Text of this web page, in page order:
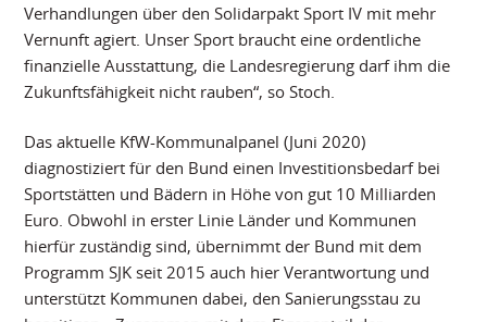
Verhandlungen über den Solidarpakt Sport IV mit mehr
Vernunft agiert. Unser Sport braucht eine ordentliche
finanzielle Ausstattung, die Landesregierung darf ihm die
Zukunftsfähigkeit nicht rauben“, so Stoch.
Das aktuelle KfW-Kommunalpanel (Juni 2020)
diagnostiziert für den Bund einen Investitionsbedarf bei
Sportstätten und Bädern in Höhe von gut 10 Milliarden
Euro. Obwohl in erster Linie Länder und Kommunen
hierfür zuständig sind, übernimmt der Bund mit dem
Programm SJK seit 2015 auch hier Verantwortung und
unterstützt Kommunen dabei, den Sanierungsstau zu